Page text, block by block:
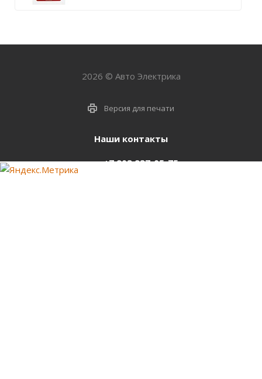
2026 © Авто Электрика
Версия для печати
Наши контакты
+7 903 937-05-75